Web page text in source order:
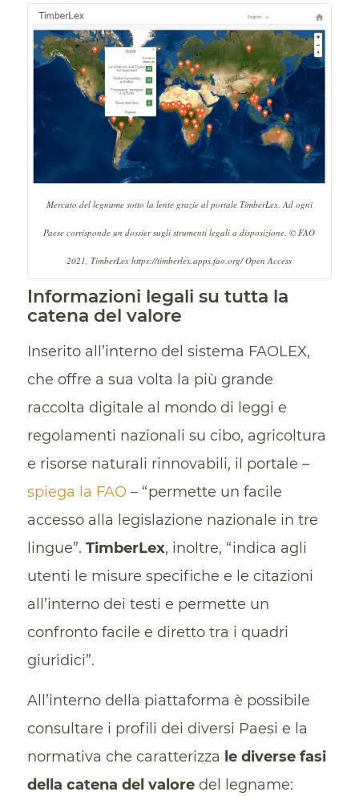
Mercato del legname sotto la lente grazie al portale TimberLex. Ad ogni
Paese corrisponde un dossier sugli strumenti legali a disposizione. © FAO
2021, TimberLex https://timberlex.apps.fao.org/ Open Access
Informazioni legali su tutta la
catena del valore
Inserito all’interno del sistema FAOLEX,
che offre a sua volta la più grande
raccolta digitale al mondo di leggi e
regolamenti nazionali su cibo, agricoltura
e risorse naturali rinnovabili, il portale –
spiega la FAO– “permette un facile
accesso alla legislazione nazionale in tre
lingue”. TimberLex, inoltre, “indica agli
utenti le misure specifiche e le citazioni
all’interno dei testi e permette un
confronto facile e diretto tra i quadri
giuridici”.
All’interno della piattaforma è possibile
consultare i profili dei diversi Paesi e la
normativa che caratterizza le diverse fasi
della catena del valoredel legname: